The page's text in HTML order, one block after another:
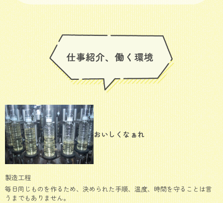
おいしくなぁれ
製造工程
毎日同じものを作るため、決められた手順、温度、時間を守ることは言
うまでもありません。